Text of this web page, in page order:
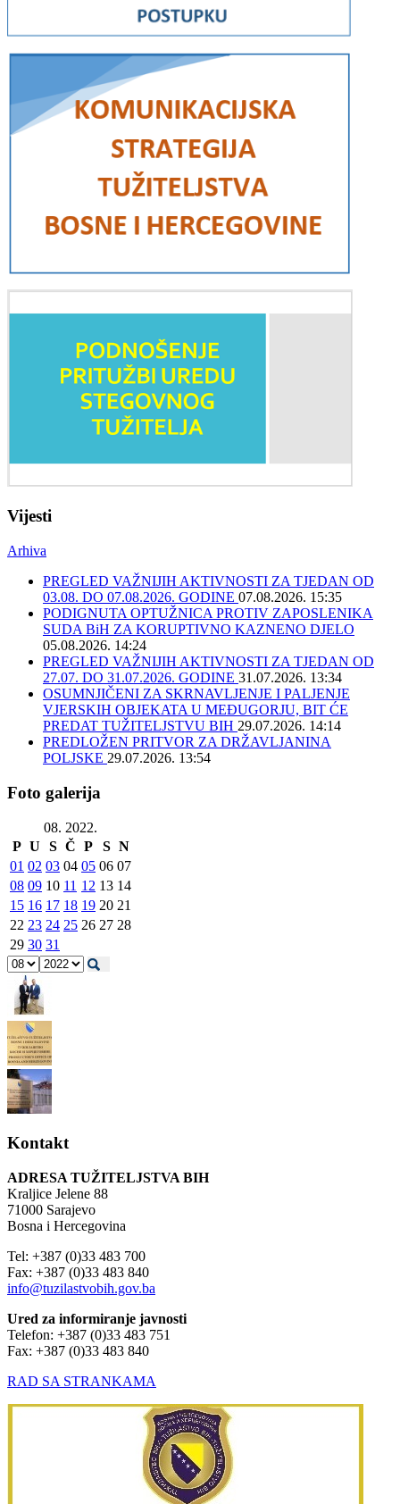
Vijesti
Arhiva
PREGLED VAŽNIJIH AKTIVNOSTI ZA TJEDAN OD
03.08. DO 07.08.2026. GODINE 07.08.2026. 15:35
PODIGNUTA OPTUŽNICA PROTIV ZAPOSLENIKA
SUDA BiH ZA KORUPTIVNO KAZNENO DJELO
05.08.2026. 14:24
PREGLED VAŽNIJIH AKTIVNOSTI ZA TJEDAN OD
27.07. DO 31.07.2026. GODINE 31.07.2026. 13:34
OSUMNJIČENI ZA SKRNAVLJENJE I PALJENJE
VJERSKIH OBJEKATA U MEĐUGORJU, BIT ĆE
PREDAT TUŽITELJSTVU BIH 29.07.2026. 14:14
PREDLOŽEN PRITVOR ZA DRŽAVLJANINA
POLJSKE 29.07.2026. 13:54
Foto galerija
08. 2022.
P U S Č P S N
01 02 03 04 05 06 07
08 09 10 11 12 13 14
15 16 17 18 19 20 21
22 23 24 25 26 27 28
29 30 31
Kontakt
ADRESA TUŽITELJSTVA BIH
Kraljice Jelene 88
71000 Sarajevo
Bosna i Hercegovina
Tel: +387 (0)33 483 700
Fax: +387 (0)33 483 840
info@tuzilastvobih.gov.ba
Ured za informiranje javnosti
Telefon: +387 (0)33 483 751
Fax: +387 (0)33 483 840
RAD SA STRANKAMA